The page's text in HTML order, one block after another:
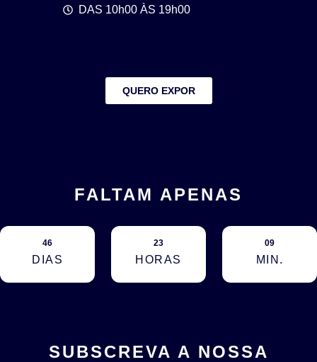
DAS 10h00 ÀS 19h00
QUERO EXPOR
FALTAM APENAS
46
DIAS
23
HORAS
09
MIN.
SUBSCREVA A NOSSA